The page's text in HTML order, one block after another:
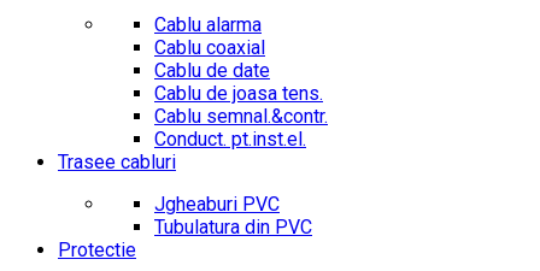
Cablu alarma
Cablu coaxial
Cablu de date
Cablu de joasa tens.
Cablu semnal.&contr.
Conduct. pt.inst.el.
Trasee cabluri
Jgheaburi PVC
Tubulatura din PVC
Protectie